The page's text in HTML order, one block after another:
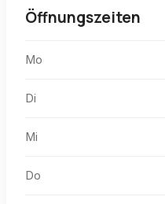
Öffnungszeiten
Mo
Di
Mi
Do